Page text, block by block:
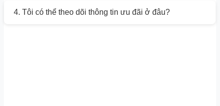
4. Tôi có thể theo dõi thông tin ưu đãi ở đâu?